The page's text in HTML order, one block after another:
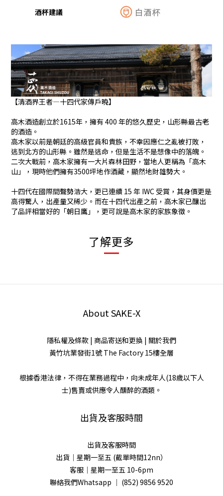
酒杯建議
【清酒界王者—十四代家傳戶曉】
高木酒造創立於1615年，擁有 400 年的悠久歷史，山形縣最古老
的酒造。
高木家以前是朝廷的高級官員和貴族，不幸因應仁之亂被打敗，
逃到北方的山形縣。雖然是逃命，但是生活不是想像中的落魄。
二次大戰前，高木家擁有一大片森林田野，當地人更稱為「高木
山」，現時他們擁有3500坪地作酒藏，顯然地財雄勢大。
十四代在國際間聲勢浩大，更已連續 15 年 IWC 受賞，其身價更是
高得驚人，出產量又稀少。而在十四代出產之前，高木家已釀出
了品評相當好的「朝日鷹」，更可說是高木家的家族象徵。
了解更多
About SAKE-X
隱私權及條款 | 商品寄送和更換 | 關於我們
黃竹坑業發街1號 The Factory 15樓全層
根據香港法律，不得在業務過程中，向未成年人(18歲以下人
士)售賣或供應令人醺醉的酒類。
出貨及客服時間
出貨及客服時間
出貨｜星期一至五 (截單時間12nn）
客服｜星期一至五 10-6pm
聯絡我們Whatsapp ｜ (852) 9856 9520